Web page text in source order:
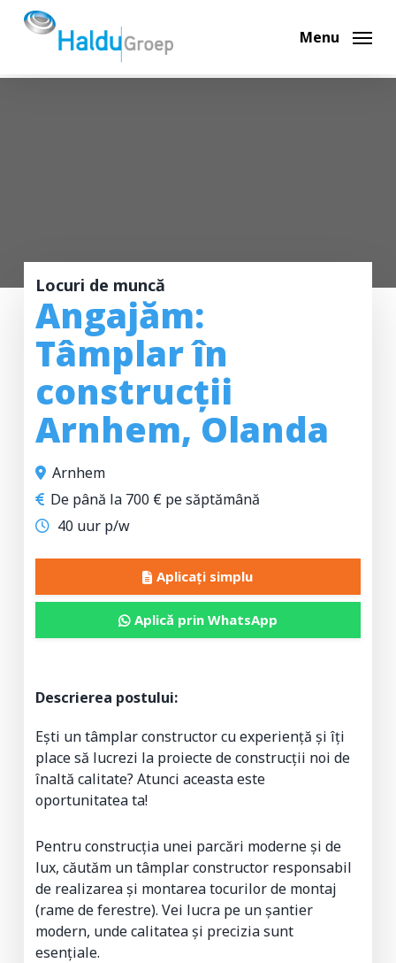
Skip
content
Menu
Locuri de muncă
Angajăm:
Tâmplar în
construcții
Arnhem, Olanda
Arnhem
De până la 700 € pe săptămână
40 uur p/w
Aplicați simplu
Aplică prin WhatsApp
Descrierea postului:
Ești un tâmplar constructor cu experiență și îți
place să lucrezi la proiecte de construcții noi de
înaltă calitate? Atunci aceasta este
oportunitatea ta!
Pentru construcția unei parcări moderne și de
lux, căutăm un tâmplar constructor responsabil
de realizarea și montarea tocurilor de montaj
(rame de ferestre). Vei lucra pe un șantier
modern, unde calitatea și precizia sunt
esențiale.